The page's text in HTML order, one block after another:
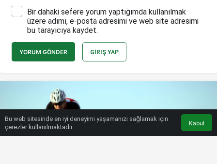
Bir dahaki sefere yorum yaptığımda kullanılmak
üzere adımı, e-posta adresimi ve web site adresimi
bu tarayıcıya kaydet.
YORUM GÖNDER GIRIŞ YAP
Bu web sitesinde en iyi deneyimi yaşamanızı sağlamak için
çerezler kullanılmaktadır.
Kabul